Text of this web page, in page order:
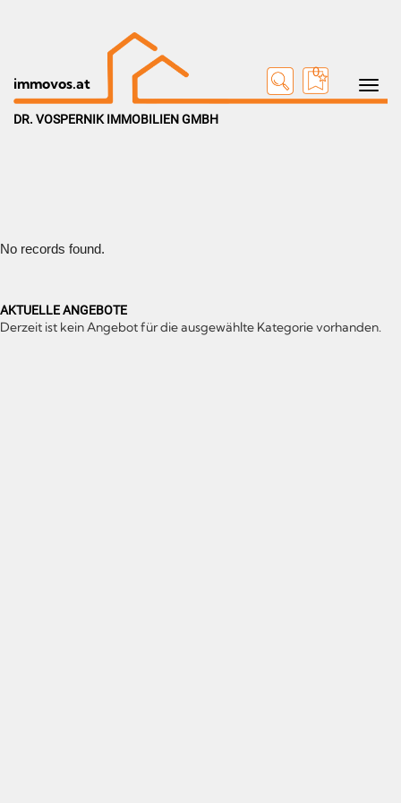
Toggle
immovos.at
0
DR. VOSPERNIK IMMOBILIEN GMBH
No records found.
AKTUELLE ANGEBOTE
Derzeit ist kein Angebot für die ausgewählte Kategorie vorhanden.